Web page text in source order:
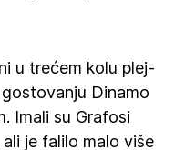
u trećem kolu plej-
Dinamo
Imali su Grafosi
je falilo malo više